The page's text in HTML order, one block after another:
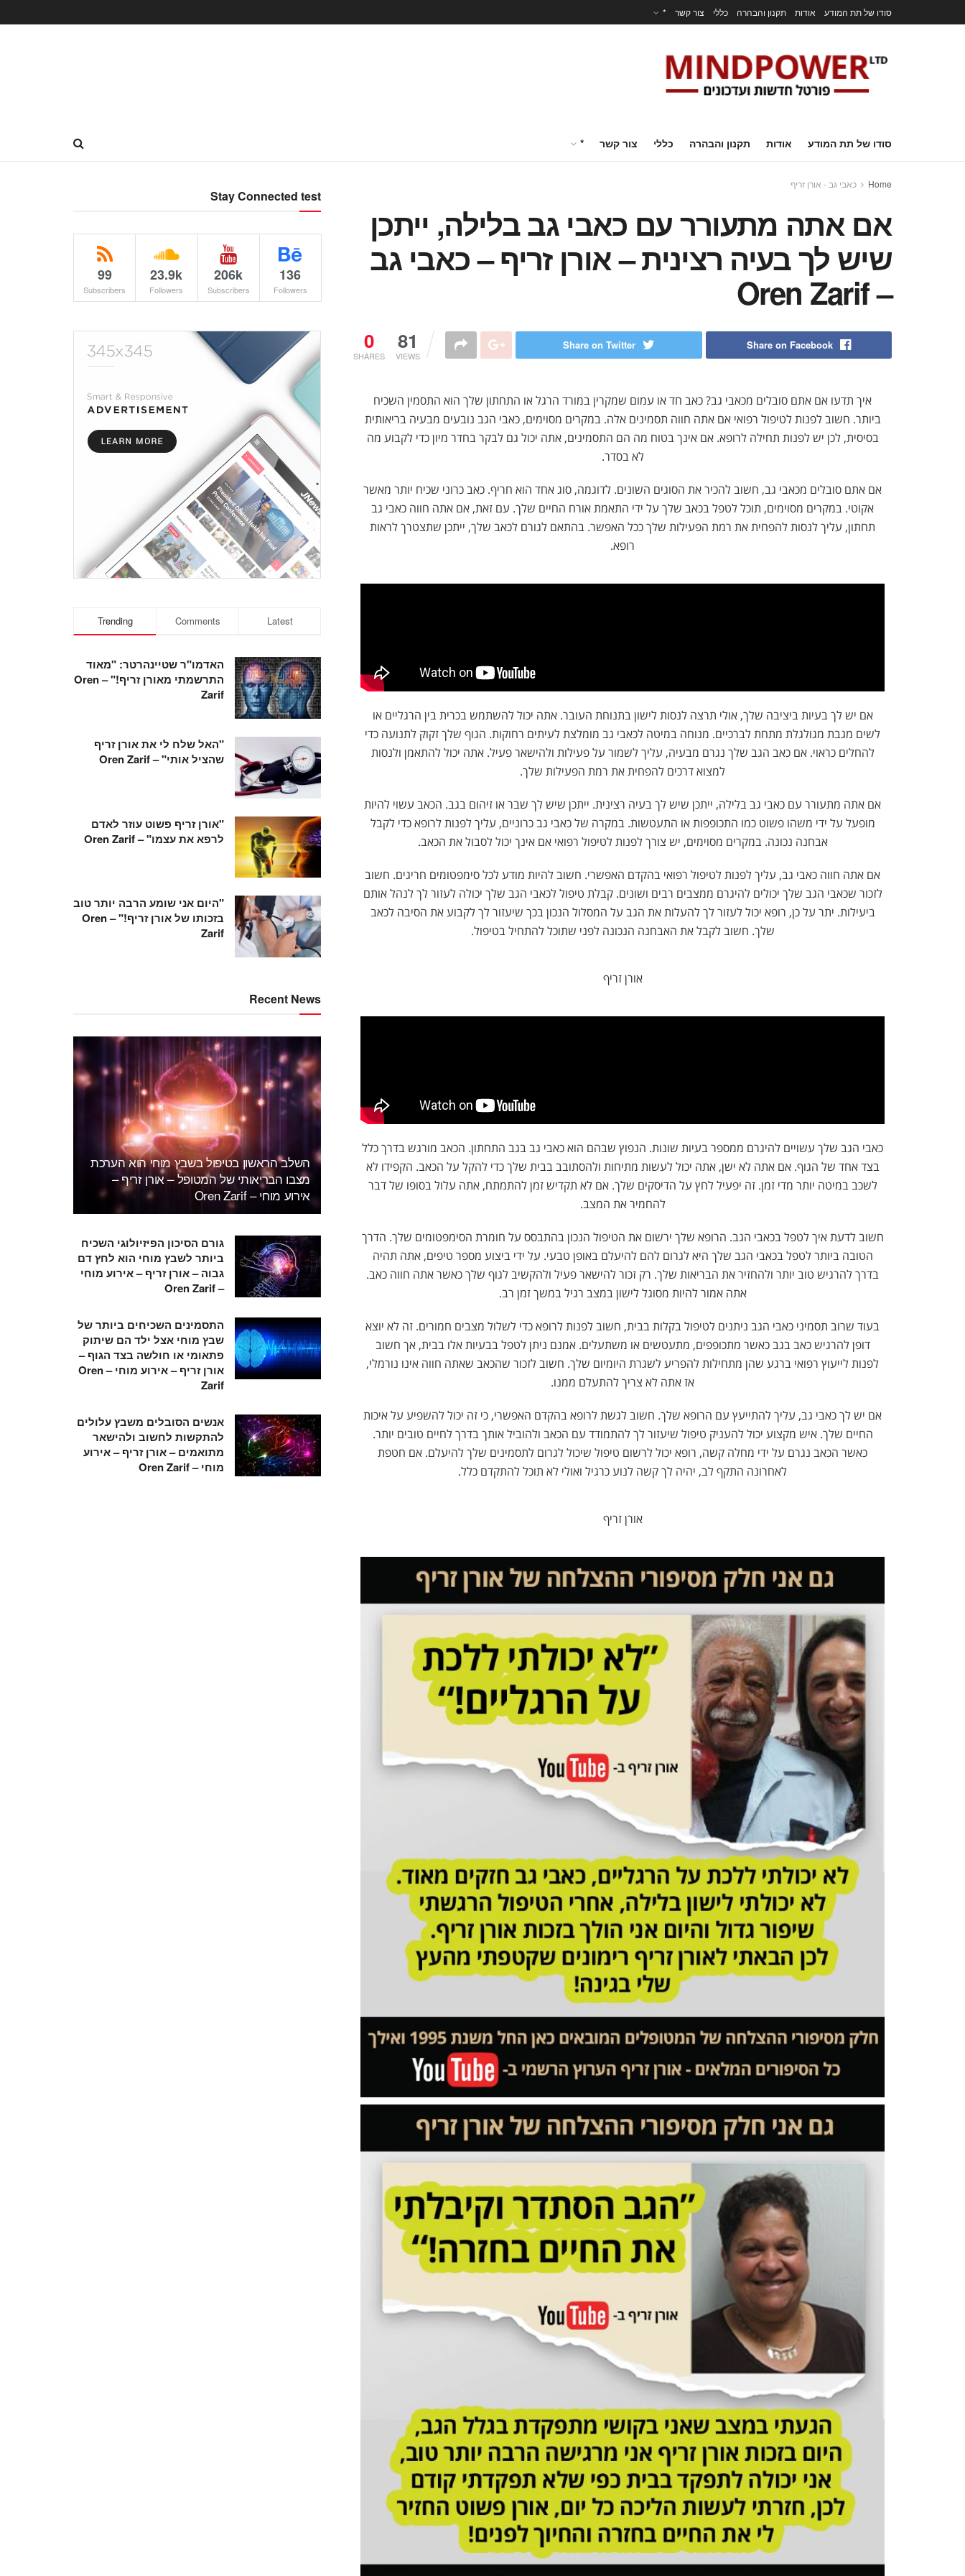
סודו של תת המודע אודות תקנון והבהרה כללי צור קשר *
סודו של תת המודע אודות תקנון והבהרה כללי צור קשר *
Home כאבי גב - אורן זריף
אם אתה מתעורר עם כאבי גב בלילה, ייתכן
שיש לך בעיה רצינית – אורן זריף – כאבי גב
– Oren Zarif
0
SHARES
81
VIEWS
Share on Facebook
Share on Twitter
איך תדעו אם אתם סובלים מכאבי גב? כאב חד או עמום שמקרין במורד הרגל או התחתון שלך הוא התסמין השכיח
ביותר. חשוב לפנות לטיפול רפואי אם אתה חווה תסמינים אלה. במקרים מסוימים, כאבי הגב נובעים מבעיה בריאותית
בסיסית, לכן יש לפנות תחילה לרופא. אם אינך בטוח מה הם התסמינים, אתה יכול גם לבקר בחדר מיון כדי לקבוע מה
לא בסדר.
אם אתם סובלים מכאבי גב, חשוב להכיר את הסוגים השונים. לדוגמה, סוג אחד הוא חריף. כאב כרוני שכיח יותר מאשר
אקוטי. במקרים מסוימים, תוכל לטפל בכאב שלך על ידי התאמת אורח החיים שלך. עם זאת, אם אתה חווה כאבי גב
תחתון, עליך לנסות להפחית את רמת הפעילות שלך ככל האפשר. בהתאם לגורם לכאב שלך, ייתכן שתצטרך לראות
רופא.
אם יש לך בעיות ביציבה שלך, אולי תרצה לנסות לישון בתנוחת העובר. אתה יכול להשתמש בכרית בין הרגליים או
לשים מגבת מגולגלת מתחת לברכיים. מנוחה במיטה לכאבי גב מומלצת לעיתים רחוקות. הגוף שלך זקוק לתנועה כדי
להחלים כראוי. אם כאב הגב שלך נגרם מבעיה, עליך לשמור על פעילות ולהישאר פעיל. אתה יכול להתאמן ולנסות
למצוא דרכים להפחית את רמת הפעילות שלך.
אם אתה מתעורר עם כאבי גב בלילה, ייתכן שיש לך בעיה רצינית. ייתכן שיש לך שבר או זיהום בגב. הכאב עשוי להיות
מופעל על ידי משהו פשוט כמו התכופפות או התעטשות. במקרה של כאבי גב כרוניים, עליך לפנות לרופא כדי לקבל
אבחנה נכונה. במקרים מסוימים, יש צורך לפנות לטיפול רפואי אם אינך יכול לסבול את הכאב.
אם אתה חווה כאבי גב, עליך לפנות לטיפול רפואי בהקדם האפשרי. חשוב להיות מודע לכל סימפטומים חריגים. חשוב
לזכור שכאבי הגב שלך יכולים להיגרם ממצבים רבים ושונים. קבלת טיפול לכאבי הגב שלך יכולה לעזור לך לנהל אותם
ביעילות. יתר על כן, רופא יכול לעזור לך להעלות את הגב על המסלול הנכון בכך שיעזור לך לקבוע את הסיבה לכאב
שלך. חשוב לקבל את האבחנה הנכונה לפני שתוכל להתחיל בטיפול.
אורן זריף
כאבי הגב שלך עשויים להיגרם ממספר בעיות שונות. הנפוץ שבהם הוא כאבי גב בגב התחתון. הכאב מורגש בדרך כלל
בצד אחד של הגוף. אם אתה לא ישן, אתה יכול לעשות מתיחות ולהסתובב בבית שלך כדי להקל על הכאב. הקפידו לא
לשכב במיטה יותר מדי זמן. זה יפעיל לחץ על הדיסקים שלך. אם לא תקדיש זמן להתמתח, אתה עלול בסופו של דבר
להחמיר את המצב.
חשוב לדעת איך לטפל בכאבי הגב. הרופא שלך ירשום את הטיפול הנכון בהתבסס על חומרת הסימפטומים שלך. הדרך
הטובה ביותר לטפל בכאבי הגב שלך היא לגרום להם להיעלם באופן טבעי. על ידי ביצוע מספר טיפים, אתה תהיה
בדרך להרגיש טוב יותר ולהחזיר את הבריאות שלך. רק זכור להישאר פעיל ולהקשיב לגוף שלך כאשר אתה חווה כאב.
אתה אמור להיות מסוגל לישון במצב רגיל במשך זמן רב.
בעוד שרוב תסמיני כאבי הגב ניתנים לטיפול בקלות בבית, חשוב לפנות לרופא כדי לשלול מצבים חמורים. זה לא יוצא
דופן להרגיש כאב בגב כאשר מתכופפים, מתעטשים או משתעלים. אמנם ניתן לטפל בבעיות אלו בבית, אך חשוב
לפנות לייעוץ רפואי ברגע שהן מתחילות להפריע לשגרת היומיום שלך. חשוב לזכור שהכאב שאתה חווה אינו נורמלי,
אז אתה לא צריך להתעלם ממנו.
אם יש לך כאבי גב, עליך להתייעץ עם הרופא שלך. חשוב לגשת לרופא בהקדם האפשרי, כי זה יכול להשפיע על איכות
החיים שלך. איש מקצוע יכול להעניק טיפול שיעזור לך להתמודד עם הכאב ולהוביל אותך בדרך לחיים טובים יותר.
כאשר הכאב נגרם על ידי מחלה קשה, רופא יכול לרשום טיפול שיכול לגרום לתסמינים שלך להיעלם. אם חטפת
לאחרונה התקף לב, יהיה לך קשה לנוע כרגיל ואולי לא תוכל להתקדם כלל.
אורן זריף
Stay Connected test
136
Followers
206k
Subscribers
23.9k
Followers
99
Subscribers
Trending Comments Latest
האדמו"ר שטיינהרטר: "מאוד
התרשמתי מאורן זריף!" – Oren
Zarif
"האל שלח לי את אורן זריף
שהציל אותי" – Oren Zarif
"אורן זריף פשוט עוזר לאדם
לרפא את עצמו" – Oren Zarif
"היום אני שומע הרבה יותר טוב
בזכותו של אורן זריף!" – Oren
Zarif
Recent News
השלב הראשון בטיפול בשבץ מוחי הוא הערכת
מצבו הבריאותי של המטופל – אורן זריף –
אירוע מוחי – Oren Zarif
גורם הסיכון הפיזיולוגי השכיח
ביותר לשבץ מוחי הוא לחץ דם
גבוה – אורן זריף – אירוע מוחי
– Oren Zarif
התסמינים השכיחים ביותר של
שבץ מוחי אצל ילד הם שיתוק
פתאומי או חולשה בצד הגוף –
אורן זריף – אירוע מוחי – Oren
Zarif
אנשים הסובלים משבץ עלולים
להתקשות לחשוב ולהישאר
מתואמים – אורן זריף – אירוע
מוחי – Oren Zarif